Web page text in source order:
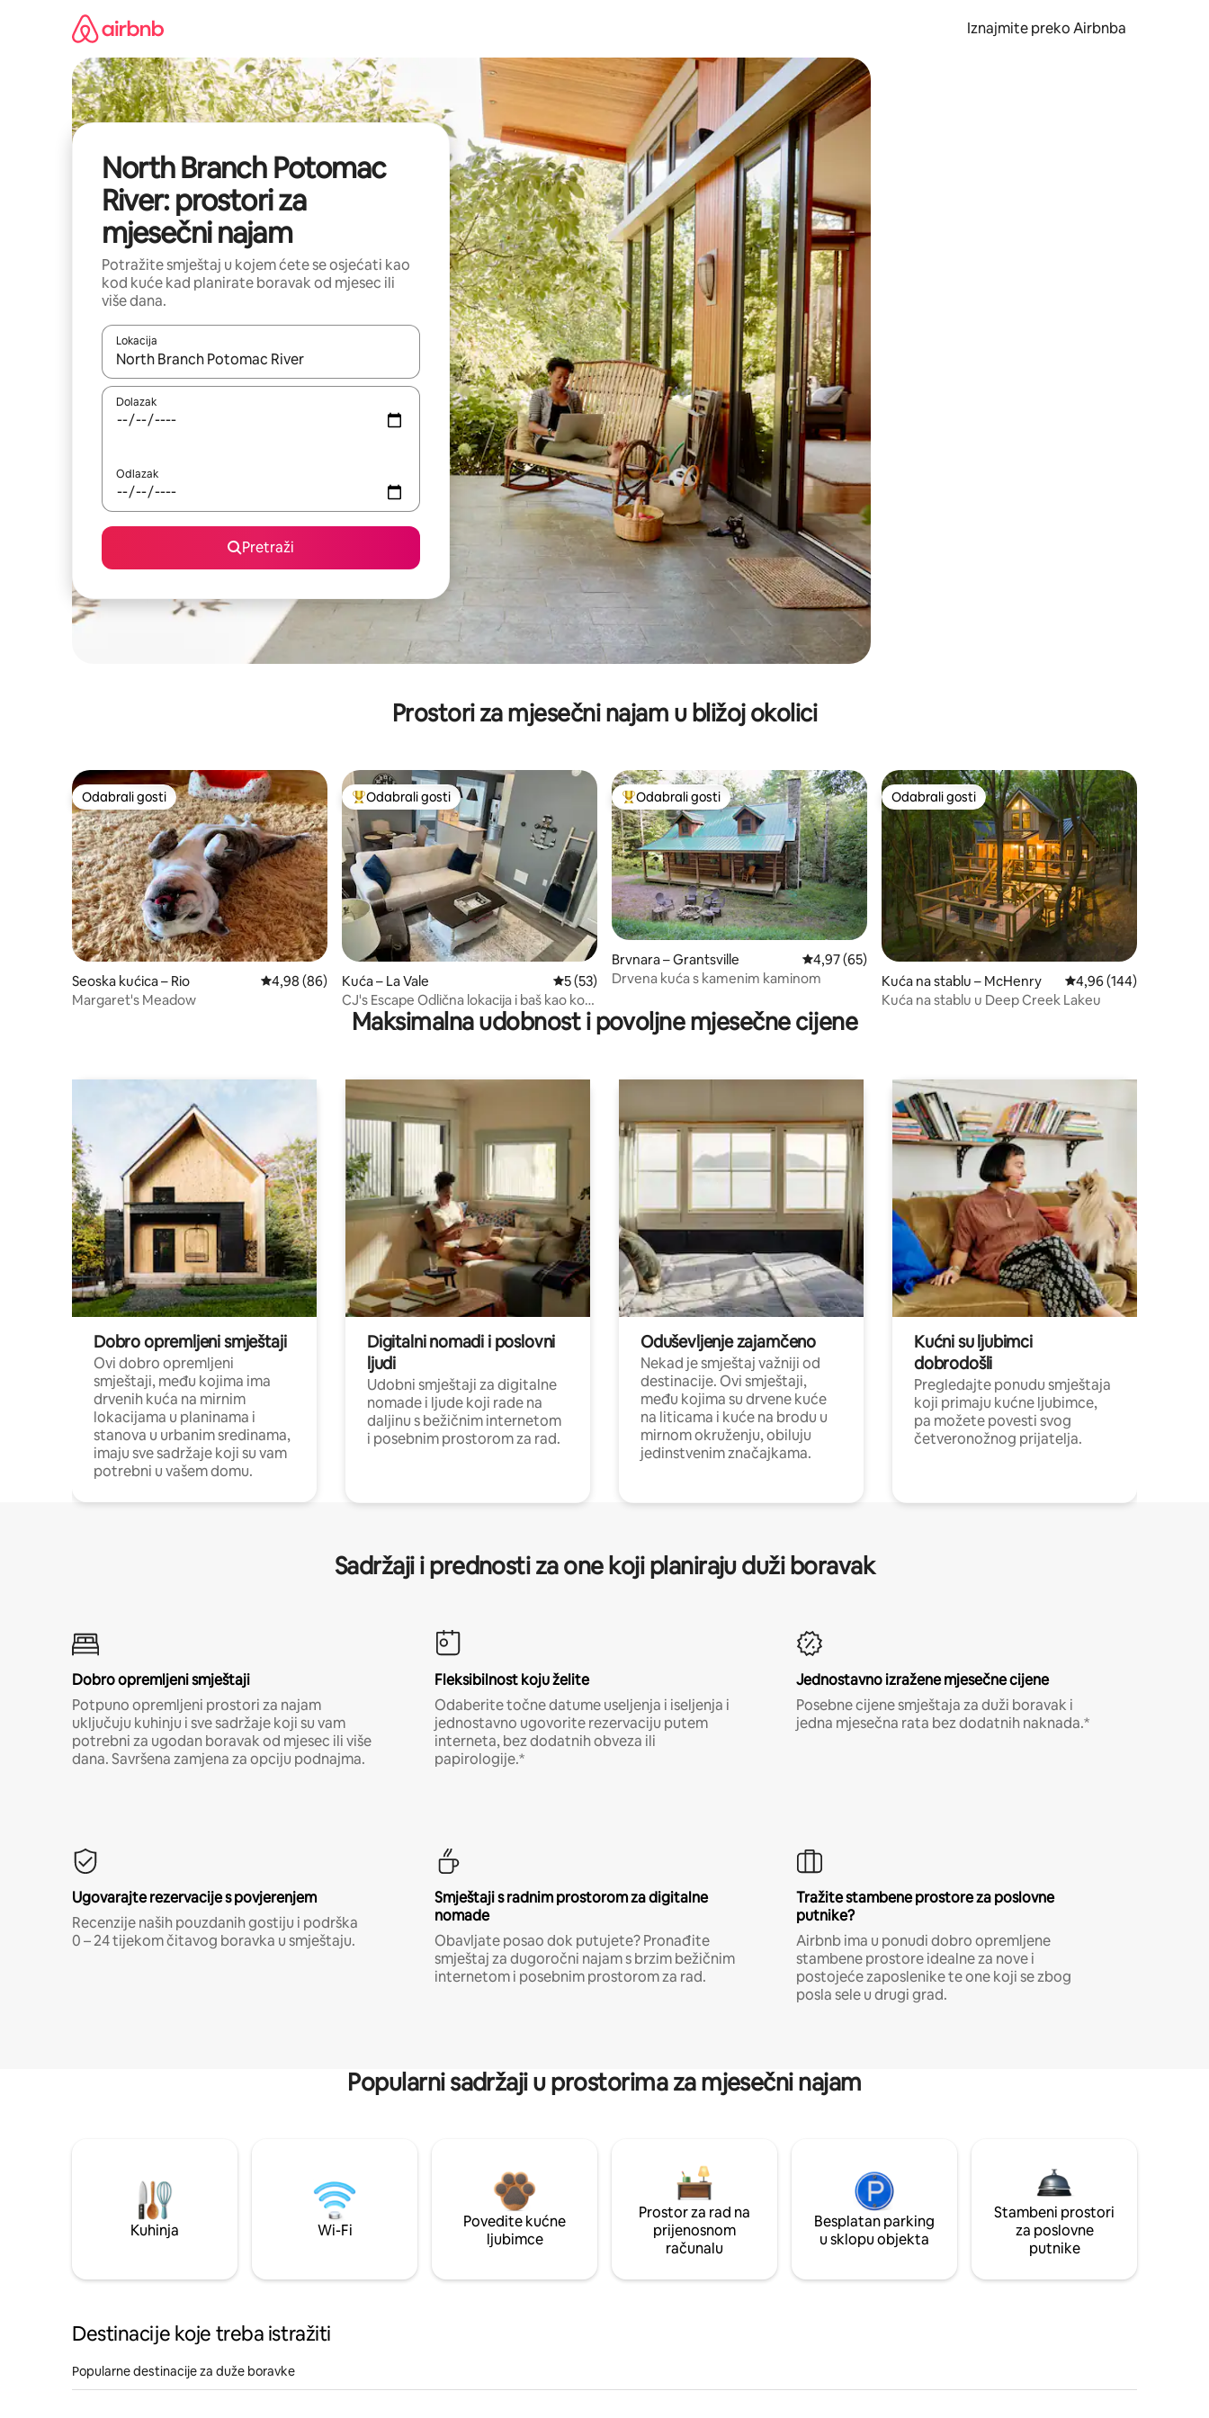
Iznajmite preko Airbnba
North Branch Potomac
River: prostori za
mjesečni najam
Potražite smještaj u kojem ćete se osjećati kao
kod kuće kad planirate boravak od mjesec ili
više dana.
Lokacija
Kada budu dostupni rezultati, moći ćete ih pregledati koristeći se strelicama prema gore i prema dolje, kao i dodirom ili prelaskom prstom po zaslonu.
Dolazak
Odlazak
Pretraži
Prostori za mjesečni najam u bližoj okolici
Odabrali gosti
Odabrali gosti
Seoska kućica – Rio Prosječna ocjena: 4,98/5, recenzija: 86
4,98 (86)
Margaret's Meadow
Među najviše rangiranima s oznakom „Odabrali gosti”
Odabrali gosti
Kuća – La Vale Prosječna ocjena: 5/5, recenzija: 53
5 (53)
CJ's Escape Odlična lokacija i baš kao kod
kuće
Među najviše rangiranima s oznakom „Odabrali gosti”
Odabrali gosti
Brvnara – Grantsville Prosječna ocjena: 4,97/5, recenzija: 65
4,97 (65)
Drvena kuća s kamenim kaminom
Odabrali gosti
Odabrali gosti
Kuća na stablu – McHenry Prosječna ocjena:
4,96 (144)
Kuća na stablu u Deep Creek Lakeu
Maksimalna udobnost i povoljne mjesečne cijene
Dobro opremljeni smještaji
Ovi dobro opremljeni
smještaji, među kojima ima
drvenih kuća na mirnim
lokacijama u planinama i
stanova u urbanim sredinama,
imaju sve sadržaje koji su vam
potrebni u vašem domu.
Digitalni nomadi i poslovni
ljudi
Udobni smještaji za digitalne
nomade i ljude koji rade na
daljinu s bežičnim internetom
i posebnim prostorom za rad.
Oduševljenje zajamčeno
Nekad je smještaj važniji od
destinacije. Ovi smještaji,
među kojima su drvene kuće
na liticama i kuće na brodu u
mirnom okruženju, obiluju
jedinstvenim značajkama.
Kućni su ljubimci
dobrodošli
Pregledajte ponudu smještaja
koji primaju kućne ljubimce,
pa možete povesti svog
četveronožnog prijatelja.
Sadržaji i prednosti za one koji planiraju duži boravak
Dobro opremljeni smještaji
Potpuno opremljeni prostori za najam
uključuju kuhinju i sve sadržaje koji su vam
potrebni za ugodan boravak od mjesec ili više
dana. Savršena zamjena za opciju podnajma.
Fleksibilnost koju želite
Odaberite točne datume useljenja i iseljenja i
jednostavno ugovorite rezervaciju putem
interneta, bez dodatnih obveza ili
papirologije.*
Jednostavno izražene mjesečne cijene
Posebne cijene smještaja za duži boravak i
jedna mjesečna rata bez dodatnih naknada.*
Ugovarajte rezervacije s povjerenjem
Recenzije naših pouzdanih gostiju i podrška
0 – 24 tijekom čitavog boravka u smještaju.
Smještaji s radnim prostorom za digitalne
nomade
Obavljate posao dok putujete? Pronađite
smještaj za dugoročni najam s brzim bežičnim
internetom i posebnim prostorom za rad.
Tražite stambene prostore za poslovne
putnike?
Airbnb ima u ponudi dobro opremljene
stambene prostore idealne za nove i
postojeće zaposlenike te one koji se zbog
posla sele u drugi grad.
Popularni sadržaji u prostorima za mjesečni najam
Kuhinja Wi-Fi
Povedite kućne
ljubimce
Prostor za rad na
prijenosnom
računalu
Besplatan parking
u sklopu objekta
Stambeni prostori
za poslovne
putnike
Destinacije koje treba istražiti
Popularne destinacije za duže boravke